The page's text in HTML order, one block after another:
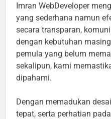
Imran WebDeveloper
yang sederhana namun
secara transparan,
dengan kebutuhan
pemula yang belum
sekalipun, kami
dipahami.
Dengan memadukan
tepat, serta perhatian